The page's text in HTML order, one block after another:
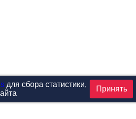
для сбора статистики,
Принять